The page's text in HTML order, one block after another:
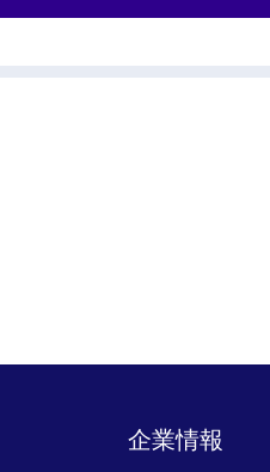
企業情報